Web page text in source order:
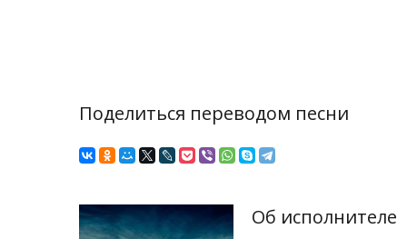
Поделиться переводом песни
Об исполнителе